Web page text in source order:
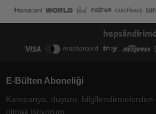
E-Bülten Aboneliği
Kampanya, duyuru,
olmak istiyorum.